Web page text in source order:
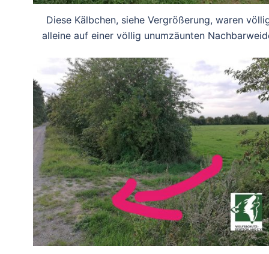
Diese Kälbchen, siehe Vergrößerung, waren
alleine auf einer völlig unumzäunten